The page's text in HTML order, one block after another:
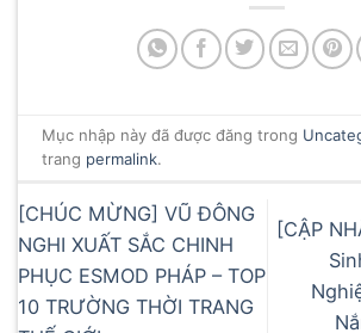
Mục nhập này đã được đăng trong
trang permalink.
[CHÚC MỪNG] VŨ ĐÔNG
NGHI XUẤT SẮC CHINH
PHỤC ESMOD PHÁP – TOP
10 TRƯỜNG THỜI TRANG
[CẬP